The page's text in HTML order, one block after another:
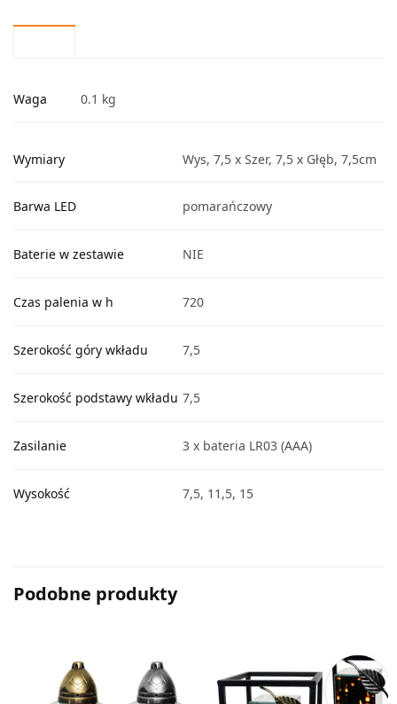
Waga 0.1 kg
Wymiary Wys, 7,5 x Szer, 7,5 x Głęb, 7,5cm
Barwa LED pomarańczowy
Baterie w zestawie NIE
Czas palenia w h 720
Szerokość góry wkładu 7,5
Szerokość podstawy wkładu 7,5
Zasilanie 3 x bateria LR03 (AAA)
Wysokość 7,5, 11,5, 15
Podobne produkty